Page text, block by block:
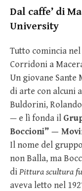
Dal caffe’ di
University
Tutto comincia nel
Corridoni a
Un giovane Sante
di arte con alcuni
Buldorini,
— e lì fonda il
Boccioni” —
Il nome del
non Balla, ma
diPittura scultura
aveva letto nel